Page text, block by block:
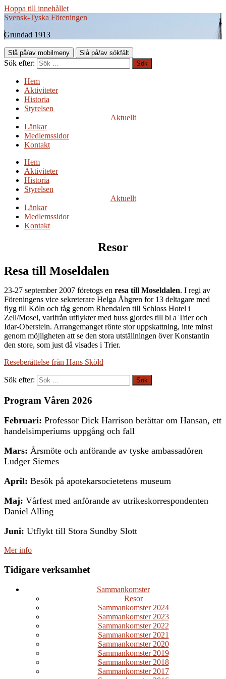
Hoppa till innehållet
Svensk-Tyska Föreningen
Grundad 1913
Slå på/av mobilmeny Slå på/av sökfält
Sök efter:
Hem
Aktiviteter
Historia
Styrelsen
Aktuellt
Länkar
Medlemssidor
Kontakt
Hem
Aktiviteter
Historia
Styrelsen
Aktuellt
Länkar
Medlemssidor
Kontakt
Resor
Resa till Moseldalen
23-27 september 2007 företogs en resa till Moseldalen. I regi av
Föreningens vice sekreterare Helga Åhgren for 13 deltagare med
flyg till Köln och tåg genom Rhendalen till Schloss Hotel i
Zell/Mosel, varifrån utflykter med buss gjordes till bl a Trier och
Idar-Oberstein. Arrangemanget rönte stor uppskattning, inte minst
genom möjligheten att se den stora utställningen över Konstantin
den store, som just då visades i Trier.
Reseberättelse från Hans Sköld
Sök efter:
Program Våren 2026
Februari: Professor Dick Harrison berättar om Hansan, ett
handelsimperiums uppgång och fall
Mars: Årsmöte och anförande av tyske ambassadören
Ludger Siemes
April: Besök på apotekarsocietetens museum
Maj: Vårfest med anförande av utrikeskorrespondenten
Daniel Alling
Juni: Utflykt till Stora Sundby Slott
Mer info
Tidigare verksamhet
Sammankomster
Resor
Sammankomster 2024
Sammankomster 2023
Sammankomster 2022
Sammankomster 2021
Sammankomster 2020
Sammankomster 2019
Sammankomster 2018
Sammankomster 2017